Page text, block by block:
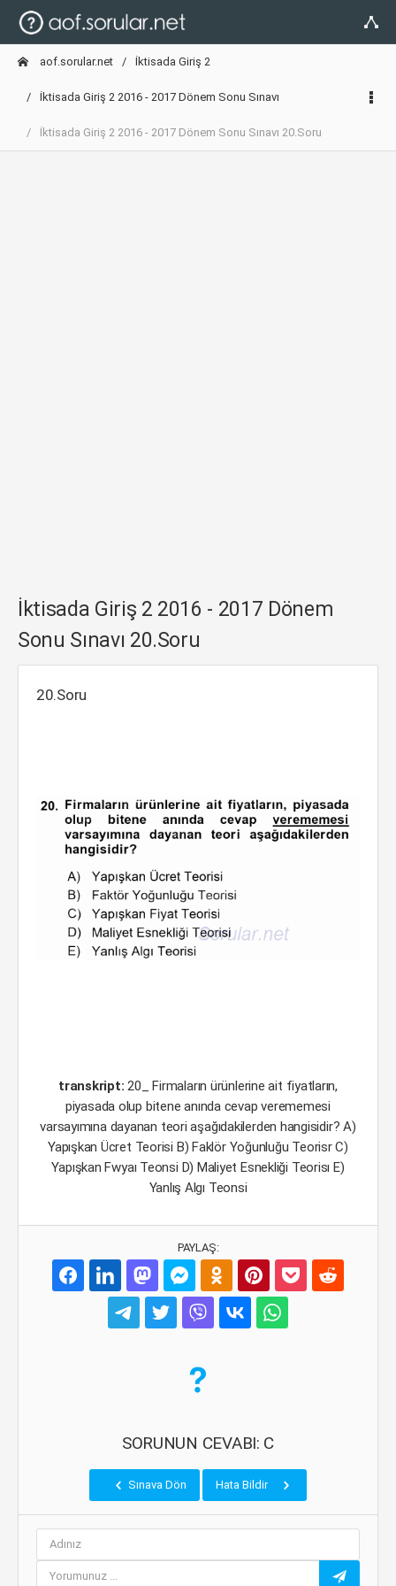
aof.sorular.net İktisada Giriş 2
İktisada Giriş 2 2016 - 2017 Dönem Sonu Sınavı
İktisada Giriş 2 2016 - 2017 Dönem Sonu Sınavı 20.Soru
İktisada Giriş 2 2016 - 2017 Dönem
Sonu Sınavı 20.Soru
20.Soru
transkript:20_ Firmaların ürünlerine ait fiyatların,
piyasada olup bitene anında cevap verememesi
varsayımına dayanan teori aşağıdakilerden hangisidir? A)
Yapışkan Ücret Teorisi B) Faklör Yoğunluğu Teorisr C)
Yapışkan Fwyaı Teonsi D) Maliyet Esnekliği Teorisı E)
Yanlış Algı Teonsi
PAYLAŞ:
SORUNUN CEVABI: C
Sınava Dön Hata Bildir